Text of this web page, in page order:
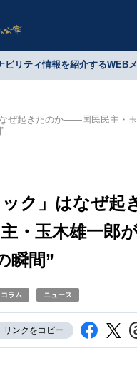
ビリティ情報を紹介するWEB
なぜ起きたのか――国民民主・
ック」はなぜ起
・玉木雄一郎
瞬間”
コラム ニュース
リンクをコピー